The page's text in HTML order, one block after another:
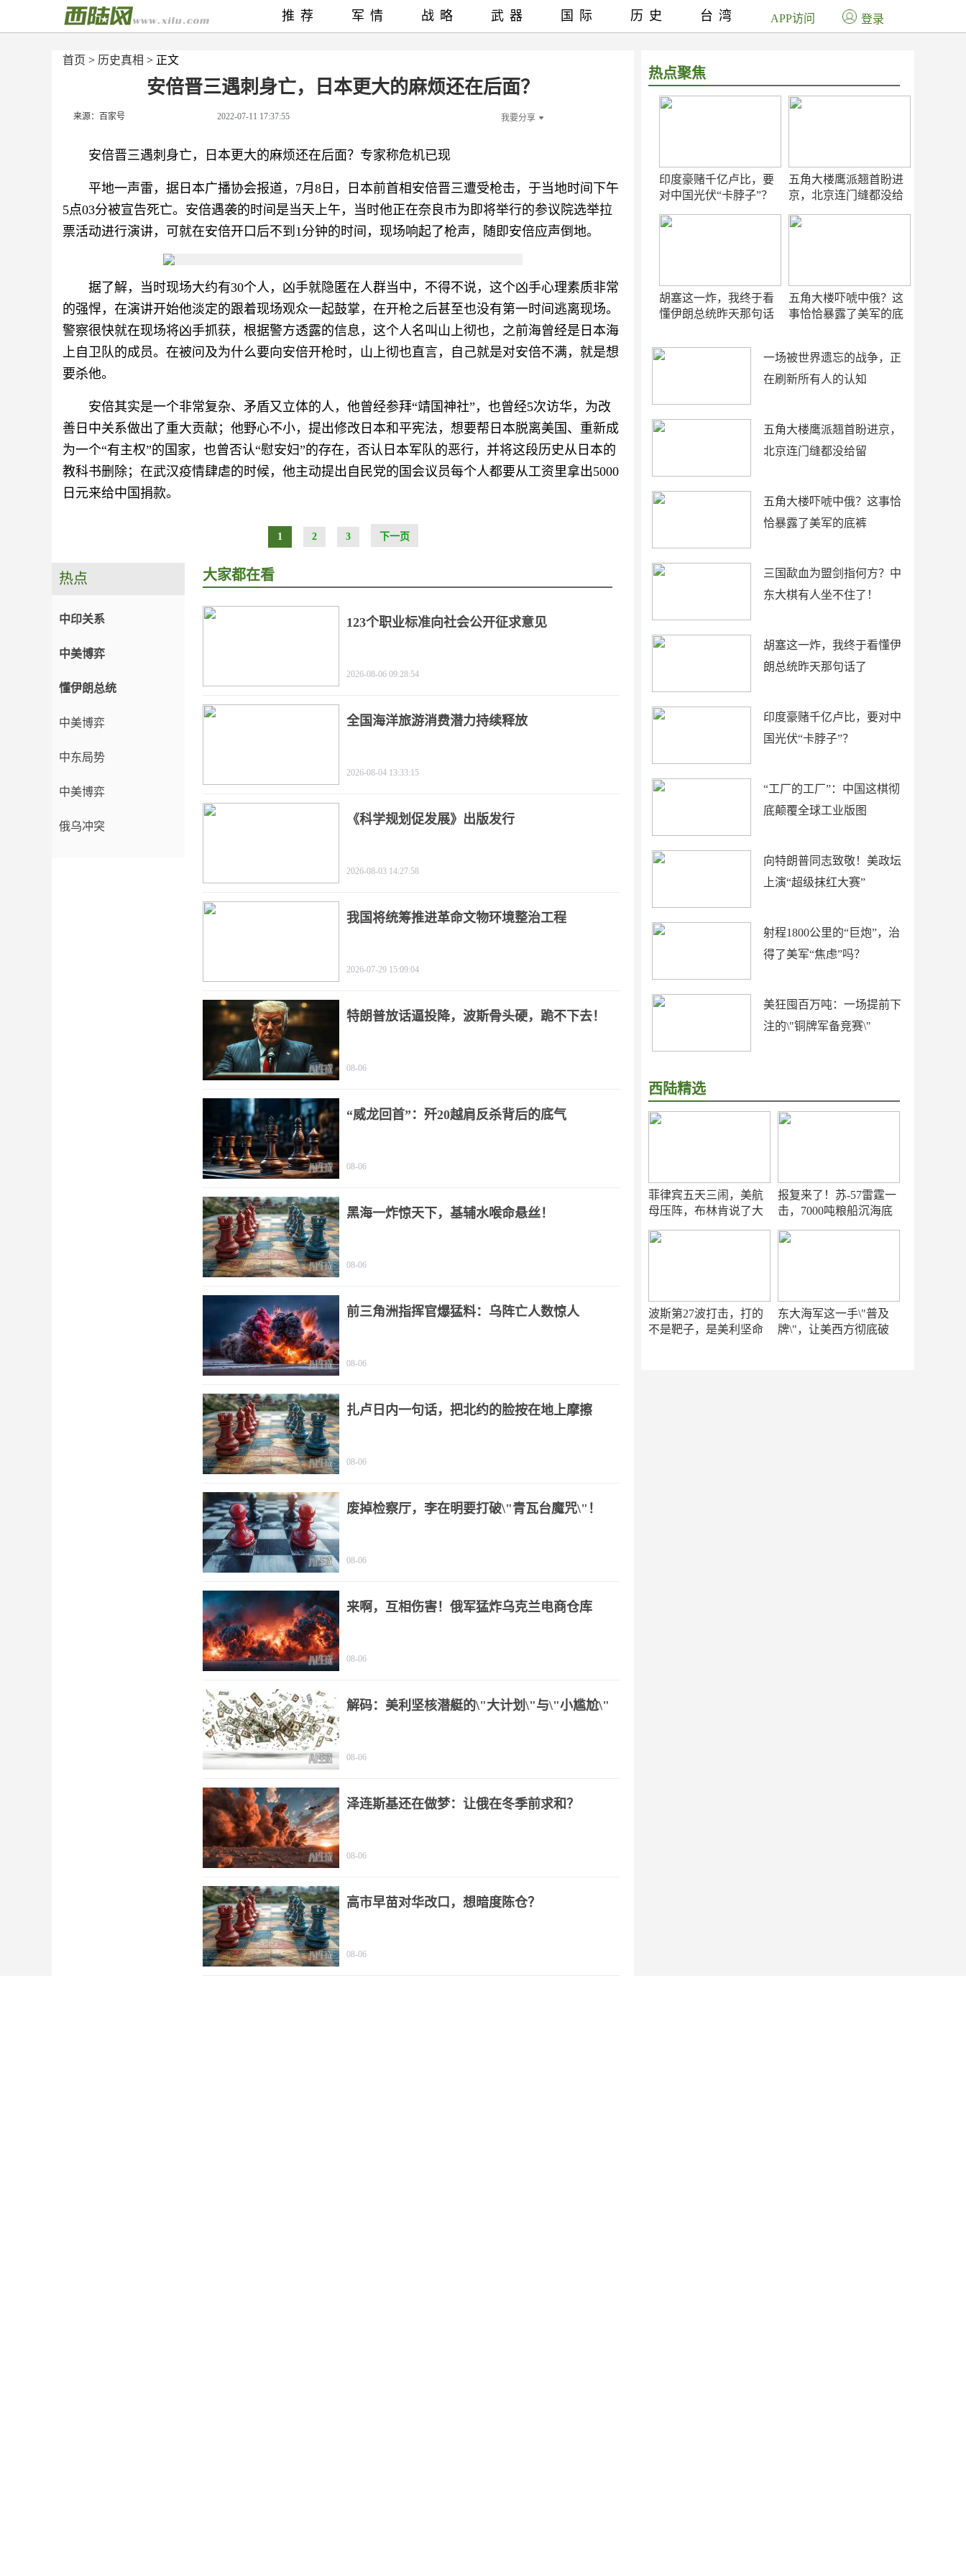
首页 > 历史真相 > 正文
安倍晋三遇刺身亡，日本更大的麻烦还在后面？
来源：百家号 2022-07-11 17:37:55 我要分享
安倍晋三遇刺身亡，日本更大的麻烦还在后面？专家称危机已现
平地一声雷，据日本广播协会报道，7月8日，日本前首相安倍晋三遭受枪击，于当地时间下午
5点03分被宣告死亡。安倍遇袭的时间是当天上午，当时他正在奈良市为即将举行的参议院选举拉
票活动进行演讲，可就在安倍开口后不到1分钟的时间，现场响起了枪声，随即安倍应声倒地。
据了解，当时现场大约有30个人，凶手就隐匿在人群当中，不得不说，这个凶手心理素质非常
的强悍，在演讲开始他淡定的跟着现场观众一起鼓掌，在开枪之后甚至也没有第一时间逃离现场。
警察很快就在现场将凶手抓获，根据警方透露的信息，这个人名叫山上彻也，之前海曾经是日本海
上自卫队的成员。在被问及为什么要向安倍开枪时，山上彻也直言，自己就是对安倍不满，就是想
要杀他。
安倍其实是一个非常复杂、矛盾又立体的人，他曾经参拜“靖国神社”，也曾经5次访华，为改
善日中关系做出了重大贡献；他野心不小，提出修改日本和平宪法，想要帮日本脱离美国、重新成
为一个“有主权”的国家，也曾否认“慰安妇”的存在，否认日本军队的恶行，并将这段历史从日本的
教科书删除；在武汉疫情肆虐的时候，他主动提出自民党的国会议员每个人都要从工资里拿出5000
日元来给中国捐款。
1 2 3 下一页
热点聚焦
印度豪赌千亿卢比，要
对中国光伏“卡脖子”？
五角大楼鹰派翘首盼进
京，北京连门缝都没给
胡塞这一炸，我终于看
懂伊朗总统昨天那句话
五角大楼吓唬中俄？这
事恰恰暴露了美军的底
一场被世界遗忘的战争，正
在刷新所有人的认知
五角大楼鹰派翘首盼进京，
北京连门缝都没给留
五角大楼吓唬中俄？这事恰
恰暴露了美军的底裤
三国歃血为盟剑指何方？中
东大棋有人坐不住了！
胡塞这一炸，我终于看懂伊
朗总统昨天那句话了
印度豪赌千亿卢比，要对中
国光伏“卡脖子”？
“工厂的工厂”：中国这棋彻
底颠覆全球工业版图
向特朗普同志致敬！美政坛
上演“超级抹红大赛”
射程1800公里的“巨炮”，治
得了美军“焦虑”吗？
美狂囤百万吨：一场提前下
注的\"铜牌军备竞赛\"
西陆精选
菲律宾五天三闹，美航
母压阵，布林肯说了大
报复来了！苏-57雷霆一
击，7000吨粮船沉海底
波斯第27波打击，打的
不是靶子，是美利坚命
东大海军这一手\"普及
牌\"，让美西方彻底破
推荐 军情 战略 武器 国际 历史 台湾 APP访问 登录
热点
中印关系
中美博弈
懂伊朗总统
中美博弈
中东局势
中美博弈
俄乌冲突
大家都在看
123个职业标准向社会公开征求意见
2026-08-06 09:28:54
全国海洋旅游消费潜力持续释放
2026-08-04 13:33:15
《科学规划促发展》出版发行
2026-08-03 14:27:58
我国将统筹推进革命文物环境整治工程
2026-07-29 15:09:04
特朗普放话逼投降，波斯骨头硬，跪不下去！
08-06
“威龙回首”：歼20越肩反杀背后的底气
08-06
黑海一炸惊天下，基辅水喉命悬丝！
08-06
前三角洲指挥官爆猛料：乌阵亡人数惊人
08-06
扎卢日内一句话，把北约的脸按在地上摩擦
08-06
废掉检察厅，李在明要打破\"青瓦台魔咒\"！
08-06
来啊，互相伤害！俄军猛炸乌克兰电商仓库
08-06
解码：美利坚核潜艇的\"大计划\"与\"小尴尬\"
08-06
泽连斯基还在做梦：让俄在冬季前求和？
08-06
高市早苗对华改口，想暗度陈仓？
08-06